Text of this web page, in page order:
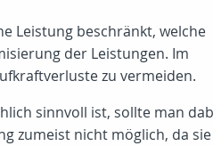
Leistung beschränkt, welche
der Leistungen. Im
zu vermeiden.
sinnvoll ist, sollte man
zumeist nicht möglich, da sie